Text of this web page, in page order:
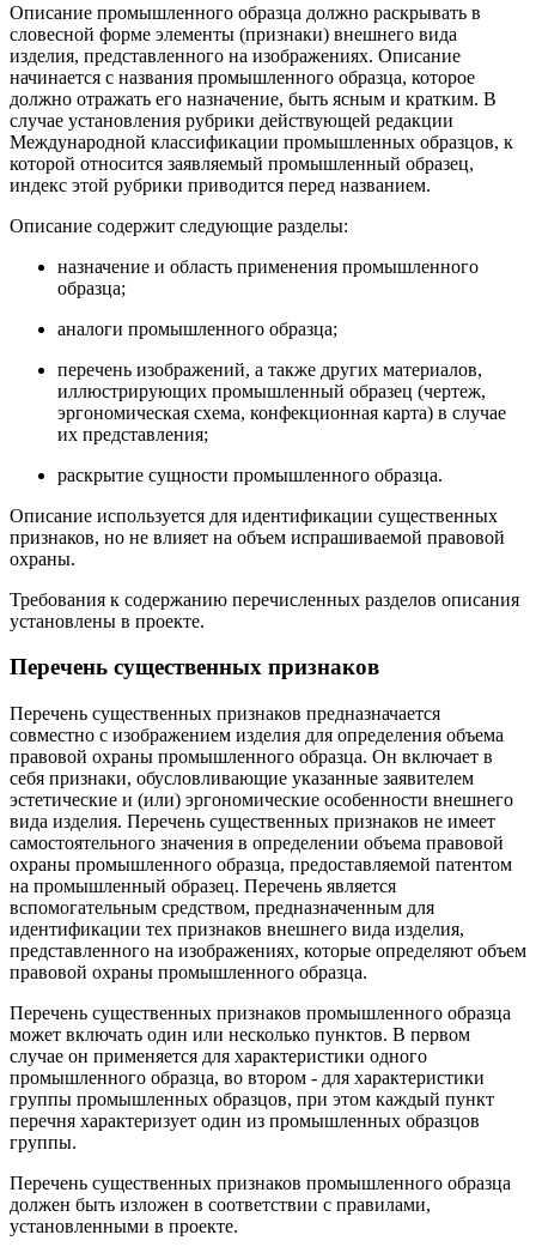
Описание промышленного образца должно раскрывать в
словесной форме элементы (признаки) внешнего вида
изделия, представленного на изображениях. Описание
начинается с названия промышленного образца, которое
должно отражать его назначение, быть ясным и кратким. В
случае установления рубрики действующей редакции
Международной классификации промышленных образцов, к
которой относится заявляемый промышленный образец,
индекс этой рубрики приводится перед названием.
Описание содержит следующие разделы:
назначение и область применения промышленного
образца;
аналоги промышленного образца;
перечень изображений, а также других материалов,
иллюстрирующих промышленный образец (чертеж,
эргономическая схема, конфекционная карта) в случае
их представления;
раскрытие сущности промышленного образца.
Описание используется для идентификации существенных
признаков, но не влияет на объем испрашиваемой правовой
охраны.
Требования к содержанию перечисленных разделов описания
установлены в проекте.
Перечень существенных признаков
Перечень существенных признаков предназначается
совместно с изображением изделия для определения объема
правовой охраны промышленного образца. Он включает в
себя признаки, обусловливающие указанные заявителем
эстетические и (или) эргономические особенности внешнего
вида изделия. Перечень существенных признаков не имеет
самостоятельного значения в определении объема правовой
охраны промышленного образца, предоставляемой патентом
на промышленный образец. Перечень является
вспомогательным средством, предназначенным для
идентификации тех признаков внешнего вида изделия,
представленного на изображениях, которые определяют объем
правовой охраны промышленного образца.
Перечень существенных признаков промышленного образца
может включать один или несколько пунктов. В первом
случае он применяется для характеристики одного
промышленного образца, во втором - для характеристики
группы промышленных образцов, при этом каждый пункт
перечня характеризует один из промышленных образцов
группы.
Перечень существенных признаков промышленного образца
должен быть изложен в соответствии с правилами,
установленными в проекте.